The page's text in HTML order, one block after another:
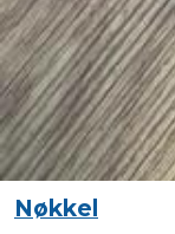
Nøkkel